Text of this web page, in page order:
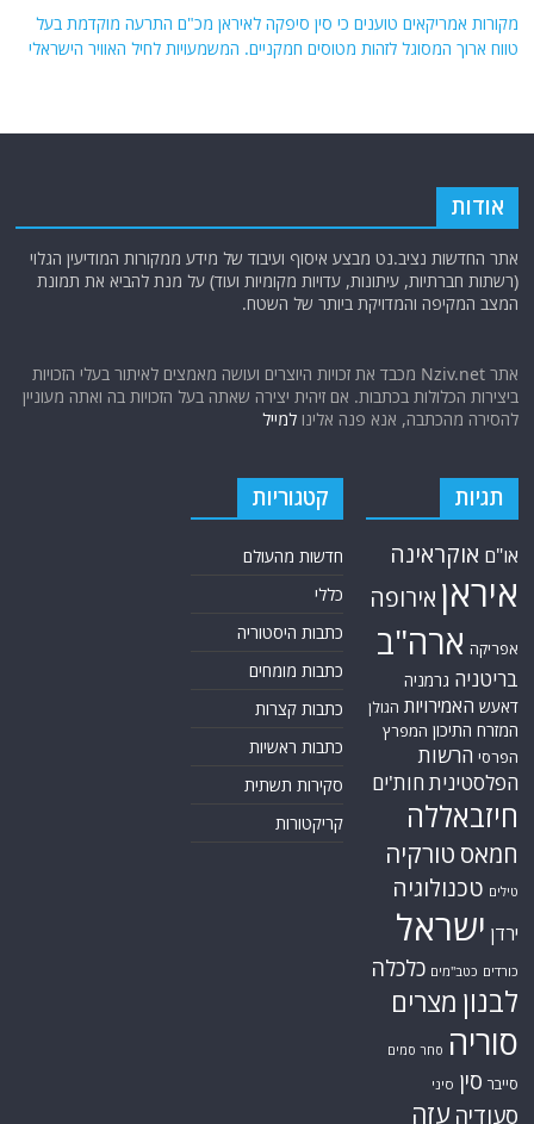
מקורות אמריקאים טוענים כי סין סיפקה לאיראן מכ"ם התרעה מוקדמת בעל
טווח ארוך המסוגל לזהות מטוסים חמקניים. המשמעויות לחיל האוויר הישראלי
אודות
אתר החדשות נציב.נט מבצע איסוף ועיבוד של מידע ממקורות המודיעין הגלוי
(רשתות חברתיות, עיתונות, עדויות מקומיות ועוד) על מנת להביא את תמונת
המצב המקיפה והמדויקת ביותר של השטח.
אתר Nziv.net מכבד את זכויות היוצרים ועושה מאמצים לאיתור בעלי הזכויות
ביצירות הכלולות בכתבות. אם זיהית יצירה שאתה בעל הזכויות בה ואתה מעוניין
להסירה מהכתבה, אנא פנה אלינולמייל
תגיות
או"ם אוקראינה
איראן אירופה
אפריקה ארה"ב
בריטניה גרמניה
דאעש האמירויות הגולן
המזרח התיכון המפרץ
הפרסי הרשות
הפלסטיניתחות'ים
חיזבאללה
חמאס טורקיה
טילים טכנולוגיה
ירדן ישראל
כורדים כטב"מים כלכלה
לבנון מצרים
סוריה סחר סמים
סייבר סין סיני
סעודיה עזה
קטגוריות
חדשות מהעולם
כללי
כתבות היסטוריה
כתבות מומחים
כתבות קצרות
כתבות ראשיות
סקירות תשתית
קריקטורות